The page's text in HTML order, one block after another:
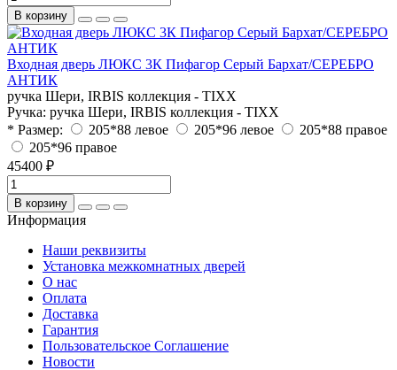
В корзину
Входная дверь ЛЮКС 3К Пифагор Серый Бархат/СЕРЕБРО
АНТИК
ручка Шери, IRBIS коллекция - TIXX
Ручка: ручка Шери, IRBIS коллекция - TIXX
* Размер:
205*88 левое 205*96 левое
205*88 правое
205*96 правое
45400 ₽
В корзину
Информация
Наши реквизиты
Установка межкомнатных дверей
О нас
Оплата
Доставка
Гарантия
Пользовательское Соглашение
Новости